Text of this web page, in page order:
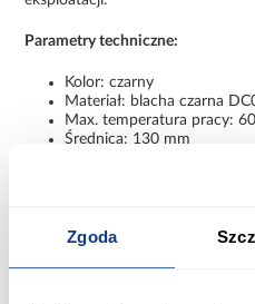
Zgoda
Parametry techniczne:
Kolor: czarny
Materiał: blacha czarna
Max. temperatura pracy:
Średnica: 130 mm
których liczy się trwałość,
systemu kominowego.